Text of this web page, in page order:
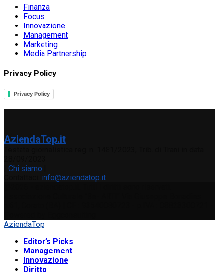
Finanza
Focus
Innovazione
Management
Marketing
Media Partnership
Privacy Policy
Privacy Policy
AziendaTop.it
Chi siamo
info@aziendatop.it
AziendaTop
Editor’s Picks
Management
Innovazione
Diritto